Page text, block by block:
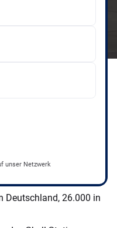
unser Netzwerk
Deutschland, 26.000 in